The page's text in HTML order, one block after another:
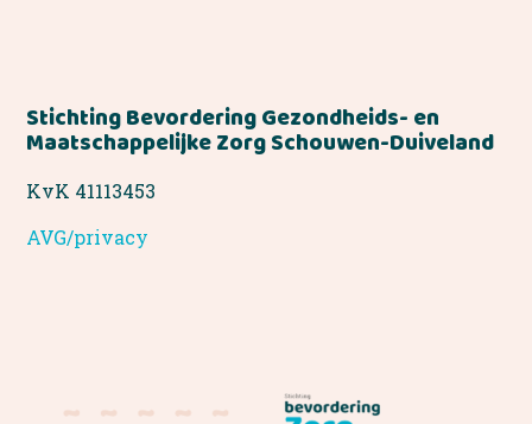
Stichting Bevordering Gezondheids- en
Maatschappelijke Zorg Schouwen-Duiveland
KvK 41113453
AVG/privacy